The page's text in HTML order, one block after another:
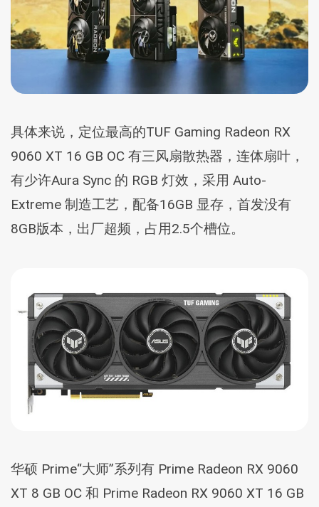
具体来说，定位最高的TUF Gaming Radeon RX
9060 XT 16 GB OC 有三风扇散热器，连体扇叶，
有少许Aura Sync 的 RGB 灯效，采用 Auto-
Extreme 制造工艺，配备16GB 显存，首发没有
8GB版本，出厂超频，占用2.5个槽位。
华硕 Prime“大师”系列有 Prime Radeon RX 9060
XT 8 GB OC 和 Prime Radeon RX 9060 XT 16 GB